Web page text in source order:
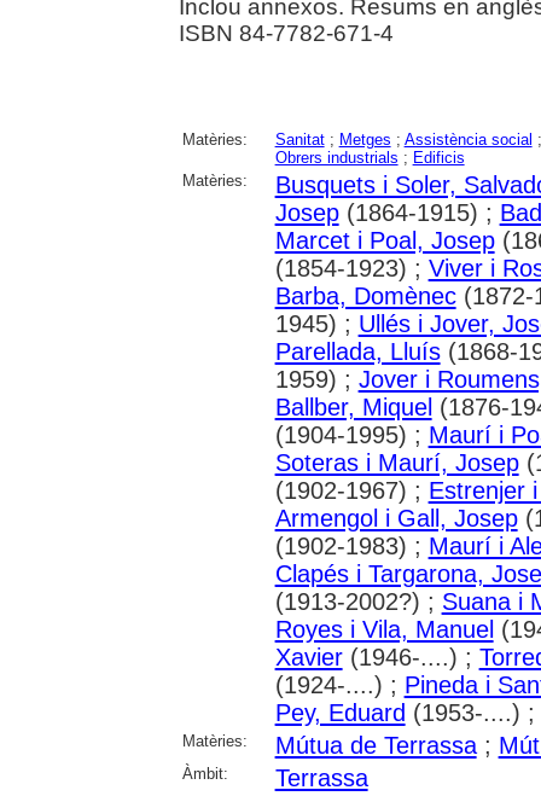
Inclou annexos. Resums en
ISBN 84-7782-671-4
Matèries: Sanitat; Metges ; Assistència social
Obrers industrials ; Edificis
Matèries:
Busquets i Soler,
Josep(1864-1915) ;
Marcet i Poal, Josep
(1854-1923) ; Viver i
Barba, Domènec(1872-
1945) ; Ullés i Jover,
Parellada, Lluís(1868-
1959) ; Jover i
Ballber, Miquel (1876-
(1904-1995) ; Maurí i
Soteras i Maurí, Josep
(1902-1967) ; Estrenjer
Armengol i Gall, Josep
(1902-1983) ; Maurí i
Clapés i Targarona,
(1913-2002?) ; Suana i
Royes i Vila, Manuel
Xavier(1946-....) ;
(1924-....) ; Pineda i
Pey, Eduard (1953-....) ;
Matèries: Mútua de Terrassa;
Àmbit: Terrassa